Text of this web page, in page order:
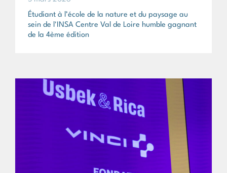
Étudiant à l’école de la nature et du paysage au
sein de l'INSA Centre Val de Loire humble gagnant
de la 4ème édition